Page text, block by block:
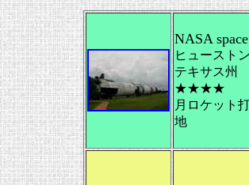
NASA
ヒューストン
テキサス州
★★★★
月ロケット
地